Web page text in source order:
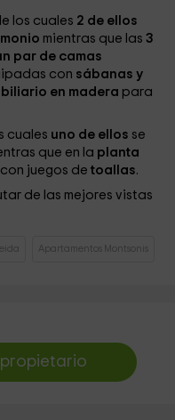
los cuales 2 de ellos
mientras que las3
par de camas
con sábanas y
en madera para
cuales uno de ellos se
que en la planta
con juegos detoallas.
de las mejores vistas
Apartamentos Montsonis
propietario